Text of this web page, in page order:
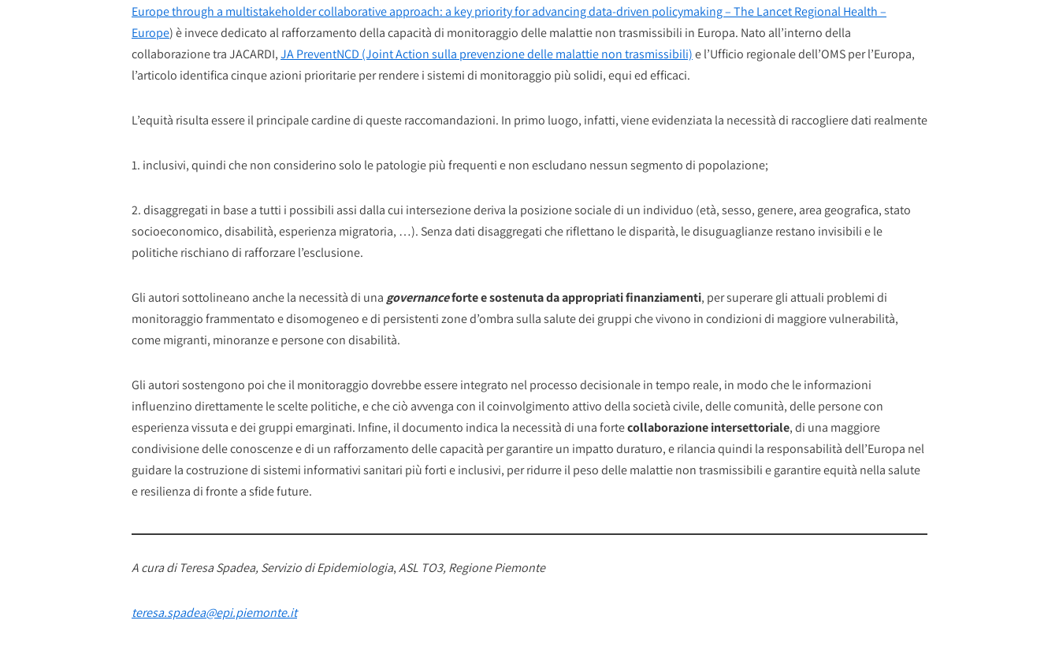
Europe through a multistakeholder collaborative approach: a key priority for advancing data-driven policymaking – The Lancet Regional Health –
Europe) è invece dedicato al rafforzamento della capacità di monitoraggio delle malattie non trasmissibili in Europa. Nato all’interno della
collaborazione tra JACARDI,JA PreventNCD (Joint Action sulla prevenzione delle malattie non trasmissibili)e l’Ufficio regionale dell’OMS per l’Europa,
l’articolo identifica cinque azioni prioritarie per rendere i sistemi di monitoraggio più solidi, equi ed efficaci.
L’equità risulta essere il principale cardine di queste raccomandazioni. In primo luogo, infatti, viene evidenziata la necessità di raccogliere dati realmente
1. inclusivi, quindi che non considerino solo le patologie più frequenti e non escludano nessun segmento di popolazione;
2. disaggregati in base a tutti i possibili assi dalla cui intersezione deriva la posizione sociale di un individuo (età, sesso, genere, area geografica, stato
socioeconomico, disabilità, esperienza migratoria, …). Senza dati disaggregati che riflettano le disparità, le disuguaglianze restano invisibili e le
politiche rischiano di rafforzare l’esclusione.
Gli autori sottolineano anche la necessità di unagovernanceforte e sostenuta da appropriati finanziamenti, per superare gli attuali problemi di
monitoraggio frammentato e disomogeneo e di persistenti zone d’ombra sulla salute dei gruppi che vivono in condizioni di maggiore vulnerabilità,
come migranti, minoranze e persone con disabilità.
Gli autori sostengono poi che il monitoraggio dovrebbe essere integrato nel processo decisionale in tempo reale, in modo che le informazioni
influenzino direttamente le scelte politiche, e che ciò avvenga con il coinvolgimento attivo della società civile, delle comunità, delle persone con
esperienza vissuta e dei gruppi emarginati. Infine, il documento indica la necessità di una fortecollaborazione intersettoriale, di una maggiore
condivisione delle conoscenze e di un rafforzamento delle capacità per garantire un impatto duraturo, e rilancia quindi la responsabilità dell’Europa nel
guidare la costruzione di sistemi informativi sanitari più forti e inclusivi, per ridurre il peso delle malattie non trasmissibili e garantire equità nella salute
e resilienza di fronte a sfide future.
A cura di Teresa Spadea, Servizio di Epidemiologia,ASL TO3, Regione Piemonte
teresa.spadea@epi.piemonte.it